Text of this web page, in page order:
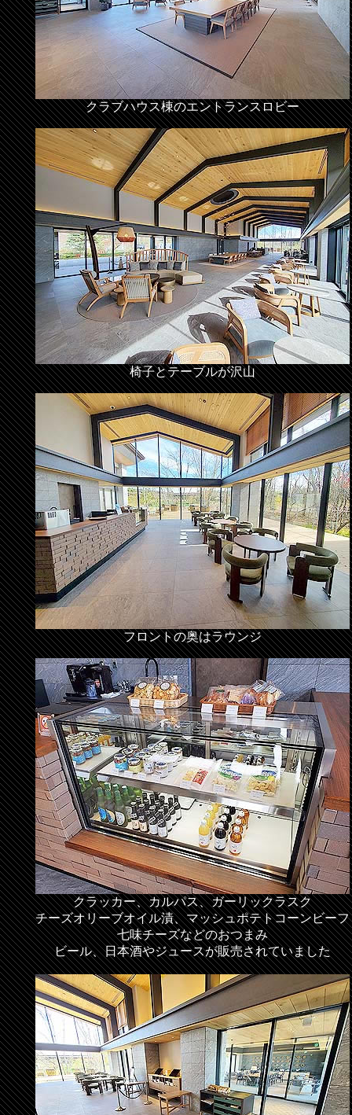
クラブハウス棟のエントランスロビー
椅子とテーブルが沢山
フロントの奥はラウンジ
クラッカー、カルパス、ガーリックラスク
チーズオリーブオイル漬、マッシュポテトコーンビーフ
七味チーズなどのおつまみ
ビール、日本酒やジュースが販売されていました